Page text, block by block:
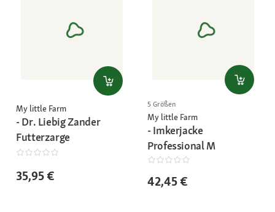
My little Farm
- Dr. Liebig Zander
Futterzarge
35,95 €
5 Größen
My little Farm
- Imkerjacke
Professional M
42,45 €